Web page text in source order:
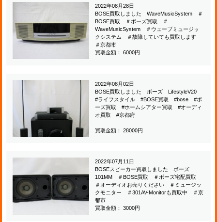
2022年08月28日
BOSE買取しました WaveMusicSystem ＃
BOSE買取 ＃ボーズ買取 ＃
WaveMusicSystem ＃ウェーブミュージッ
クシステム ＃故障していても買取します
＃京都市
買取金額： 6000円
2022年08月02日
BOSE買取しました ボーズ LifestyleV20
#ライフスタイル #BOSE買取 #bose #ボ
ーズ買取 #ホームシアター買取 #オーディ
オ買取 #京都府
買取金額： 28000円
2022年07月11日
BOSEスピーカー買取しました ボーズ
101MM ＃BOSE買取 ＃ボーズ宅配買取
＃オーディオお売りください ＃ミュージッ
クモニター ＃301AV-Monitorも買取中 ＃京
都市
買取金額： 3000円